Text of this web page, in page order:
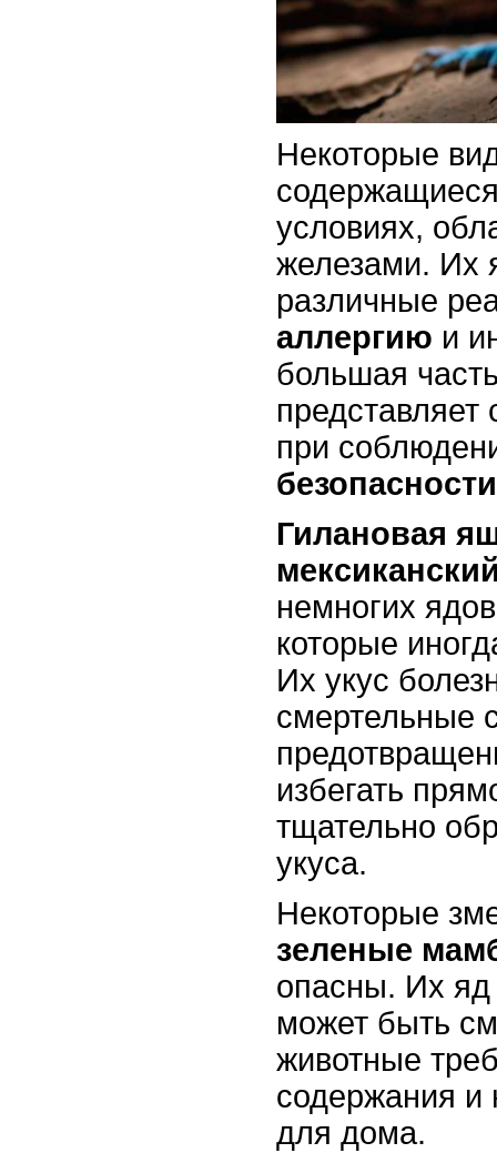
Некоторые
условиях,
железами. Их
различные
аллергию и
большая
представляет
при
безопасности
Гилановая
немногих
которые
Их укус
смертельные
избегать
тщательно
укуса.
Некоторые
зеленые
опасны. Их яд
может быть
животные
содержания и
для дома.